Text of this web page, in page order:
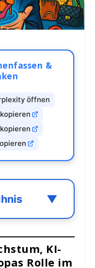
&
öffnen
▼
KI-
Rolle imKI-
Rolle im